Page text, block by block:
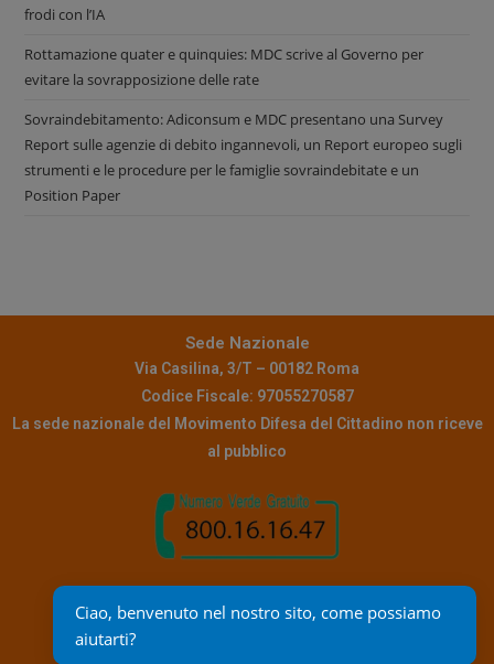
frodi con l’IA
Rottamazione quater e quinquies: MDC scrive al Governo per
evitare la sovrapposizione delle rate
Sovraindebitamento: Adiconsum e MDC presentano una Survey
Report sulle agenzie di debito ingannevoli, un Report europeo sugli
strumenti e le procedure per le famiglie sovraindebitate e un
Position Paper
Sede Nazionale
Via Casilina, 3/T – 00182 Roma
Codice Fiscale: 97055270587
La sede nazionale del Movimento Difesa del Cittadino non riceve
al pubblico
Contatti
Ciao, benvenuto nel nostro sito, come possiamo
aiutarti?